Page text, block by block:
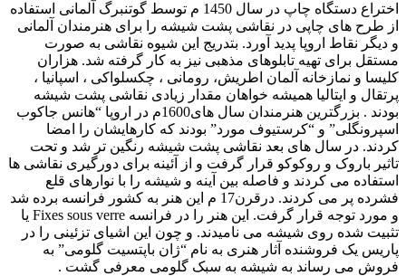
اختراع دستگاه چاپ در سال 1450 م توسط گوتنبرگ آلمانی استفاده
از طرح های چاپی در نقاشی پشت شیشه را برای هنرمندان آلمانی
و دیگر نقاط اروپا پدید آورد. بتدریج این شیوه نقاشی به صورت
مستقل برای تهیه تابلوهای مذهبی نیز به کار گرفته شد. هزاران
کلیسا و نمازخانه آلمان اطریش، رومانی ، چکسلواکی ، اسپانیا ،
پرتقال و ایتالیا همیشه خواهان مقدار زیادی نقاشی پشت شیشه
بودند . بزرگترین هنرمندان سال های1600م در اروپا “هانس جاکوب
اسپرونگلی” و “کرستیوف مورد” بودند که کارهایشان را امضا
کردند. در سال های بعد نقاشی پشت شیشه رنگین تر شد و تحت
تاثیر باروک و روکوکو قرار گرفت و از آئینه برای دورگیری نقاشی ها
استفاده می کردند و فاصله بین آینه و شیشه را با نوارهای قلع
فشرده پر می کردند. درقرن17 م این هنر به کشور فرانسه برده شد
و مورد توجه قرار گرفت. این هنر را در فرانسه Fixes sous verre یا
تثبیت شده روی شیشه می نامیدند. و چون این اشیای تزئینی را در
پاریس یک فروشنده آثار هنری به نام “ژان باپتسیت گلومی” به
فروش می رساند به شیشه به سبک گلومی معرفی گشت .